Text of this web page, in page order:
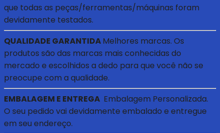
que todas as peças/ferramentas/máquinas foram
devidamente testados.
QUALIDADE GARANTIDAMelhores marcas. Os
produtos são das marcas mais conhecidas do
mercado e escolhidos a dedo para que você não se
preocupe com a qualidade.
EMBALAGEM E ENTREGA Embalagem Personalizada.
O seu pedido vai devidamente embalado e entregue
em seu endereço.